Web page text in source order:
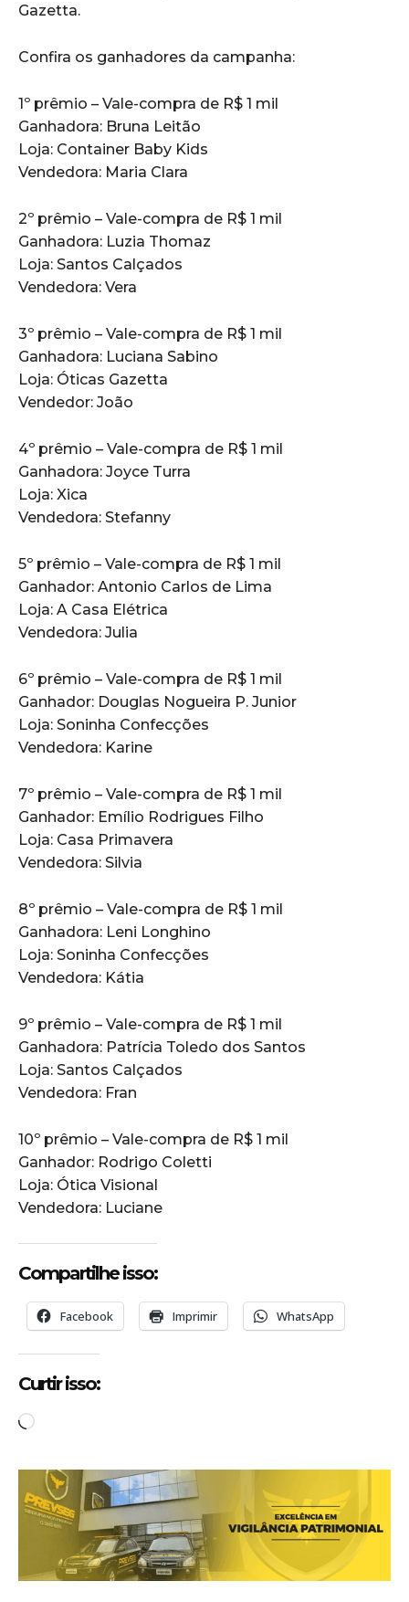
Gazetta.
Confira os ganhadores da campanha:
1º prêmio – Vale-compra de R$ 1 mil
Ganhadora: Bruna Leitão
Loja: Container Baby Kids
Vendedora: Maria Clara
2º prêmio – Vale-compra de R$ 1 mil
Ganhadora: Luzia Thomaz
Loja: Santos Calçados
Vendedora: Vera
3º prêmio – Vale-compra de R$ 1 mil
Ganhadora: Luciana Sabino
Loja: Óticas Gazetta
Vendedor: João
4º prêmio – Vale-compra de R$ 1 mil
Ganhadora: Joyce Turra
Loja: Xica
Vendedora: Stefanny
5º prêmio – Vale-compra de R$ 1 mil
Ganhador: Antonio Carlos de Lima
Loja: A Casa Elétrica
Vendedora: Julia
6º prêmio – Vale-compra de R$ 1 mil
Ganhador: Douglas Nogueira P. Junior
Loja: Soninha Confecções
Vendedora: Karine
7º prêmio – Vale-compra de R$ 1 mil
Ganhador: Emílio Rodrigues Filho
Loja: Casa Primavera
Vendedora: Silvia
8º prêmio – Vale-compra de R$ 1 mil
Ganhadora: Leni Longhino
Loja: Soninha Confecções
Vendedora: Kátia
9º prêmio – Vale-compra de R$ 1 mil
Ganhadora: Patrícia Toledo dos Santos
Loja: Santos Calçados
Vendedora: Fran
10º prêmio – Vale-compra de R$ 1 mil
Ganhador: Rodrigo Coletti
Loja: Ótica Visional
Vendedora: Luciane
Compartilhe isso:
Facebook Imprimir WhatsApp
Curtir isso:
C
r
r
e
n